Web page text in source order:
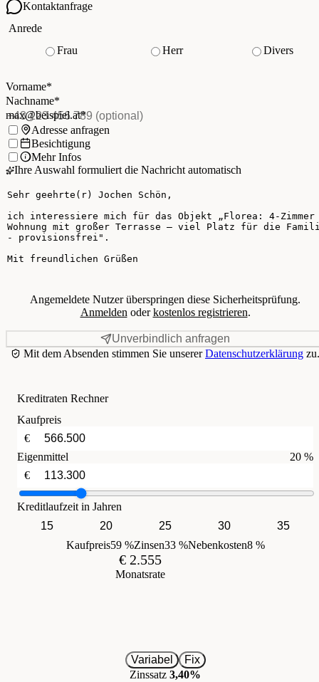
Kontaktanfrage
Ihre Kontaktdaten
Anrede
Frau
Herr
Divers
Vorname*
Nachname
Nachname*
E-Mail*(Pflichtfeld)
max@beispiel.at*
Telefon(optional)
Ich möchte:Adresse anfragen
Besichtigung
Mehr Infos
Ihre Auswahl formuliert die Nachricht automatisch
Ihre Nachricht
Angemeldete Nutzer überspringen diese Sicherheitsprüfung.
Anmelden oderkostenlos registrieren.
Unverbindlich anfragen
Mit dem Absenden stimmen Sie unsererDatenschutzerklärung zu.
Kreditraten Rechner
Kaufpreis
€
Eigenmittel
20 %
€
Kreditlaufzeit in Jahren
15
20 25 30
35
Kaufpreis59 %Zinsen33 %Nebenkosten8 %
€ 2.555
Monatsrate
Variabel
Fix
Zinssatz 3,40%